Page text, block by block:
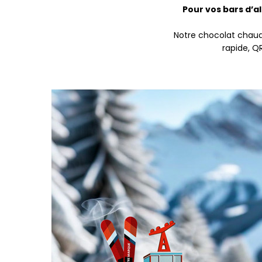
Pour vos bars
Notre chocolat
rapide,